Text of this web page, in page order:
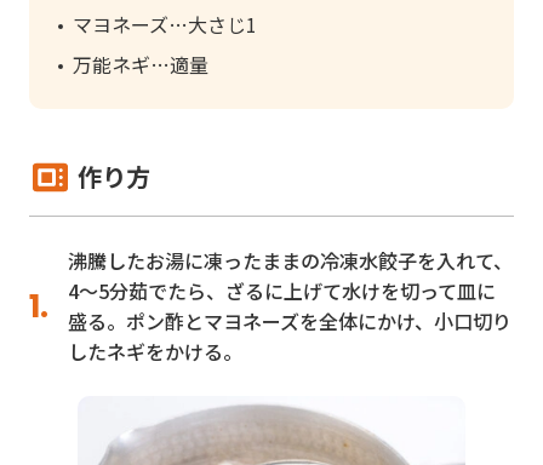
マヨネーズ
大さじ1
万能ネギ
適量
作り方
沸騰したお湯に凍ったままの冷凍水餃子を入れて、
4～5分茹でたら、ざるに上げて水けを切って皿に
盛る。ポン酢とマヨネーズを全体にかけ、小口切り
したネギをかける。